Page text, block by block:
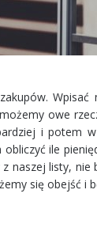
Wpisać
owe
i potem
ile
naszej listy, nie
się obejść i